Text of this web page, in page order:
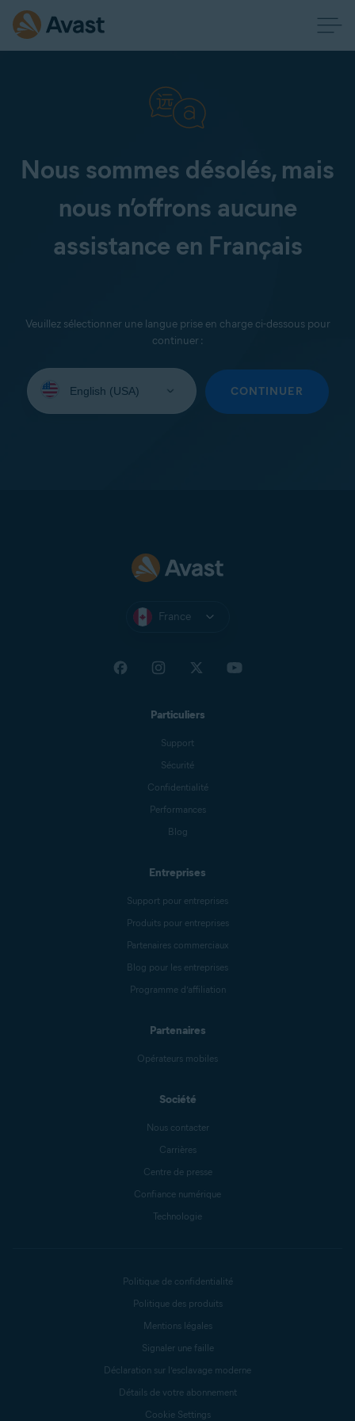
Nous sommes désolés, mais
nous n’offrons aucune
assistance en Français
Veuillez sélectionner une langue prise en charge ci-dessous pour
continuer :
une
CONTINUER
France
Particuliers
Support
Sécurité
Confidentialité
Performances
Blog
Entreprises
Support pour entreprises
Produits pour entreprises
Partenaires commerciaux
Blog pour les entreprises
Programme d’affiliation
Partenaires
Opérateurs mobiles
Société
Nous contacter
Carrières
Centre de presse
Confiance numérique
Technologie
Politique de confidentialité
Politique des produits
Mentions légales
Signaler une faille
Déclaration sur l’esclavage moderne
Détails de votre abonnement
Cookie Settings